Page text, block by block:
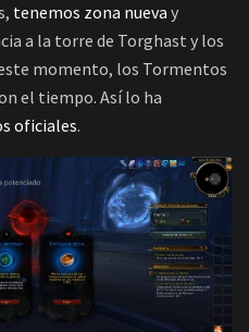
tenemos zona nueva y
a la torre de Torghast y los
momento, los Tormentos
el tiempo. Así lo ha
oficiales.